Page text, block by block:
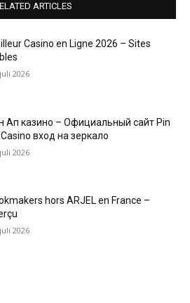
ARTICLES
Casino en Ligne 2026 – Sites
2026
Ап казино – Официальный сайт Pin
вход на зеркало
2026
hors ARJEL en France –
2026